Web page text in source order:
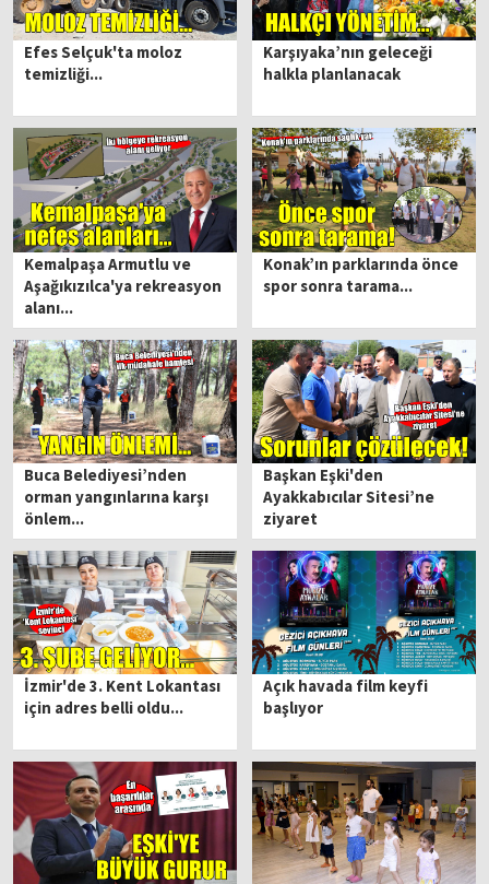
Efes Selçuk'ta moloz
temizliği...
Karşıyaka’nın geleceği
halkla planlanacak
Kemalpaşa Armutlu ve
Aşağıkızılca'ya rekreasyon
alanı...
Konak’ın parklarında önce
spor sonra tarama...
Buca Belediyesi’nden
orman yangınlarına karşı
önlem...
Başkan Eşki'den
Ayakkabıcılar Sitesi’ne
ziyaret
İzmir'de 3. Kent Lokantası
için adres belli oldu...
Açık havada film keyfi
başlıyor